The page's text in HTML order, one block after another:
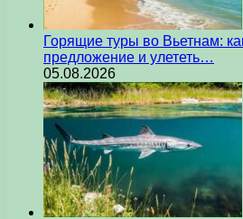
Горящие туры во Вьетнам:
предложение и улететь…
05.08.2026